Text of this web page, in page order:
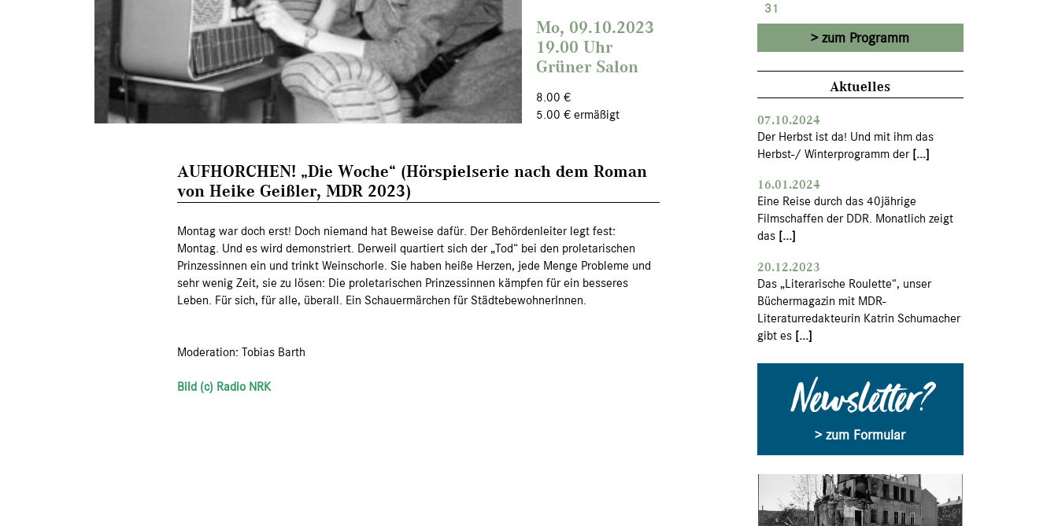
Mo, 09.10.2023
19.00 Uhr
Grüner Salon
8.00 €
5.00 € ermäßigt
AUFHORCHEN! „Die Woche“ (Hörspielserie nach dem Roman
von Heike Geißler, MDR 2023)
Montag war doch erst! Doch niemand hat Beweise dafür. Der Behördenleiter legt fest:
Montag. Und es wird demonstriert. Derweil quartiert sich der „Tod“ bei den proletarischen
Prinzessinnen ein und trinkt Weinschorle. Sie haben heiße Herzen, jede Menge Probleme und
sehr wenig Zeit, sie zu lösen: Die proletarischen Prinzessinnen kämpfen für ein besseres
Leben. Für sich, für alle, überall. Ein Schauermärchen für StädtebewohnerInnen.
Moderation: Tobias Barth
Bild (c) Radio NRK
31
zum Programm
Aktuelles
07.10.2024
Der Herbst ist da! Und mit ihm das
Herbst-/ Winterprogramm der [...]
16.01.2024
Eine Reise durch das 40jährige
Filmschaffen der DDR. Monatlich zeigt
das [...]
20.12.2023
Das „Literarische Roulette“, unser
Büchermagazin mit MDR-
Literaturredakteurin Katrin Schumacher
gibt es [...]
Newsletter?
> zum Formular